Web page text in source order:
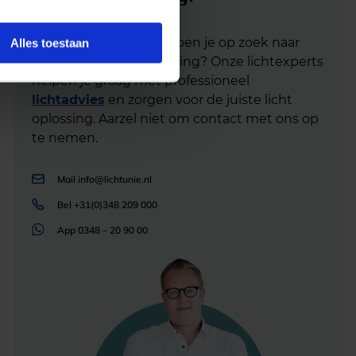
Alles toestaan
Heb je advies nodig of ben je op zoek naar
een alternatieve oplossing? Onze lichtexperts
helpen je graag met professioneel
lichtadvies en zorgen voor de juiste licht
oplossing. Aarzel niet om contact met ons op
te nemen.
Mail info@lichtunie.nl
Bel +31(0)348 209 000
App 0348 – 20 90 00